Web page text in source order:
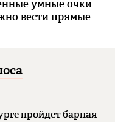
умные очки
вести прямые
пройдет барная